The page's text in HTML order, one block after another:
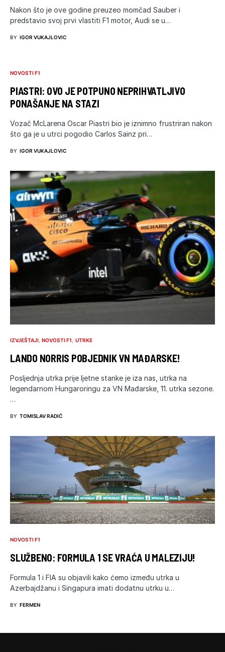
Nakon što je ove godine preuzeo momčad Sauber i
predstavio svoj prvi vlastiti F1 motor, Audi se u…
BY IGOR VUKAJLOVIC
NOVOSTI F1
PIASTRI: OVO JE POTPUNO NEPRIHVATLJIVO
PONAŠANJE NA STAZI
Vozač McLarena Oscar Piastri bio je iznimno frustriran nakon
što ga je u utrci pogodio Carlos Sainz pri…
BY IGOR VUKAJLOVIC
IZVJEŠTAJI NOVOSTI F1 UTRKE
LANDO NORRIS POBJEDNIK VN MAĐARSKE!
Posljednja utrka prije ljetne stanke je iza nas, utrka na
legendarnom Hungaroringu za VN Mađarske, 11. utrka sezone.
…
BY TOMISLAV RADIĆ
NOVOSTI F1
SLUŽBENO: FORMULA 1 SE VRAĆA U MALEZIJU!
Formula 1 i FIA su objavili kako ćemo između utrka u
Azerbajdžanu i Singapura imati dodatnu utrku u…
BY FERMEN